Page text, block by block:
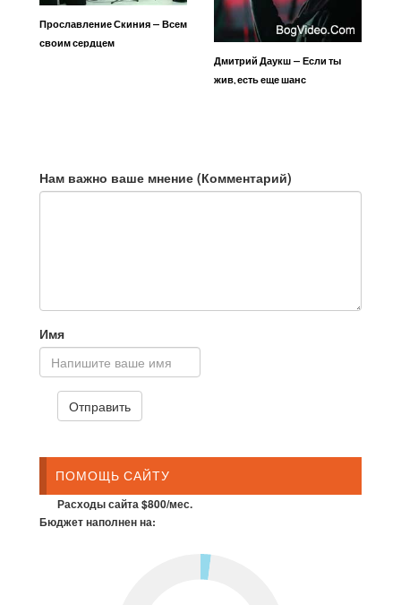
Прославление Скиния — Всем
своим сердцем
Дмитрий Даукш — Если ты
жив, есть еще шанс
Нам важно ваше мнение (Комментарий)
Имя
ПОМОЩЬ САЙТУ
Расходы сайта $800/мес.
Бюджет наполнен на: